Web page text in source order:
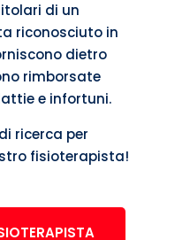
di un
riconosciuto in
dietro
rimborsate
e infortuni.
ricerca per
fisioterapista!